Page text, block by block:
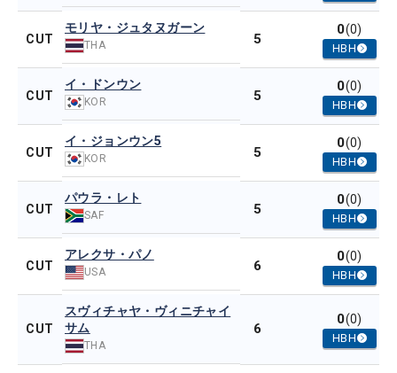
CUT
モリヤ・ジュタヌガーン
THA 5
0(0)
HBH
CUT
イ・ドンウン
KOR 5
0(0)
HBH
CUT
イ・ジョンウン5
KOR 5
0(0)
HBH
CUT
パウラ・レト
SAF 5
0(0)
HBH
CUT
アレクサ・パノ
USA 6
0(0)
HBH
CUT
スヴィチャヤ・ヴィニチャイ
サム
THA
6
0(0)
HBH